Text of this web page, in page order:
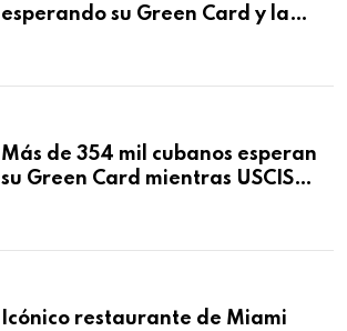
esperando su Green Card y la
Más de 354 mil cubanos esperan
su Green Card mientras USCIS
Icónico restaurante de Miami